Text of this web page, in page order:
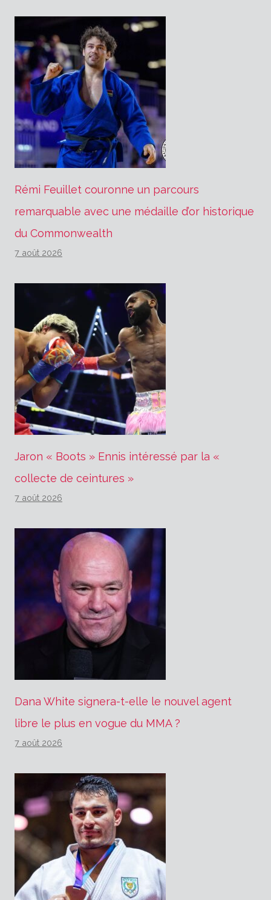
Rémi Feuillet couronne un parcours
remarquable avec une médaille d’or historique
du Commonwealth
7 août 2026
Jaron « Boots » Ennis intéressé par la «
collecte de ceintures »
7 août 2026
Dana White signera-t-elle le nouvel agent
libre le plus en vogue du MMA ?
7 août 2026